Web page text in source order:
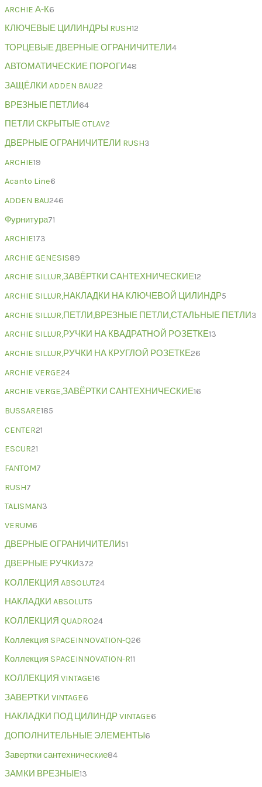
ARCHIE А-К6
КЛЮЧЕВЫЕ ЦИЛИНДРЫ RUSH12
ТОРЦЕВЫЕ ДВЕРНЫЕ ОГРАНИЧИТЕЛИ4
АВТОМАТИЧЕСКИЕ ПОРОГИ48
ЗАЩЁЛКИ ADDEN BAU22
ВРЕЗНЫЕ ПЕТЛИ64
ПЕТЛИ СКРЫТЫЕ OTLAV2
ДВЕРНЫЕ ОГРАНИЧИТЕЛИ RUSH3
ARCHIE19
Acanto Line6
ADDEN BAU246
Фурнитура71
ARCHIE173
ARCHIE GENESIS89
ARCHIE SILLUR,ЗАВЁРТКИ САНТЕХНИЧЕСКИЕ12
ARCHIE SILLUR,НАКЛАДКИ НА КЛЮЧЕВОЙ ЦИЛИНДР5
ARCHIE SILLUR,ПЕТЛИ,ВРЕЗНЫЕ ПЕТЛИ,СТАЛЬНЫЕ ПЕТЛИ3
ARCHIE SILLUR,РУЧКИ НА КВАДРАТНОЙ РОЗЕТКЕ13
ARCHIE SILLUR,РУЧКИ НА КРУГЛОЙ РОЗЕТКЕ26
ARCHIE VERGE24
ARCHIE VERGE,ЗАВЁРТКИ САНТЕХНИЧЕСКИЕ16
BUSSARE185
CENTER21
ESCUR21
FANTOM7
RUSH7
TALISMAN3
VERUM6
ДВЕРНЫЕ ОГРАНИЧИТЕЛИ51
ДВЕРНЫЕ РУЧКИ372
КОЛЛЕКЦИЯ ABSOLUT24
НАКЛАДКИ ABSOLUT5
КОЛЛЕКЦИЯ QUADRO24
Коллекция SPACEINNOVATION-Q26
Коллекция SPACEINNOVATION-R11
КОЛЛЕКЦИЯ VINTAGE16
ЗАВЕРТКИ VINTAGE6
НАКЛАДКИ ПОД ЦИЛИНДР VINTAGE6
ДОПОЛНИТЕЛЬНЫЕ ЭЛЕМЕНТЫ 6
Завертки сантехнические84
ЗАМКИ ВРЕЗНЫЕ13